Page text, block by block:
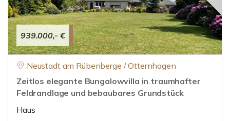
939.000,- €
Neustadt am Rübenberge / Otternhagen
Zeitlos elegante Bungalowvilla in traumhafter
Feldrandlage und bebaubares Grundstück
Haus